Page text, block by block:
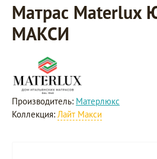
Матрас Materlux
МАКСИ
Производитель: Матерлюкс
Коллекция: Лайт Макси